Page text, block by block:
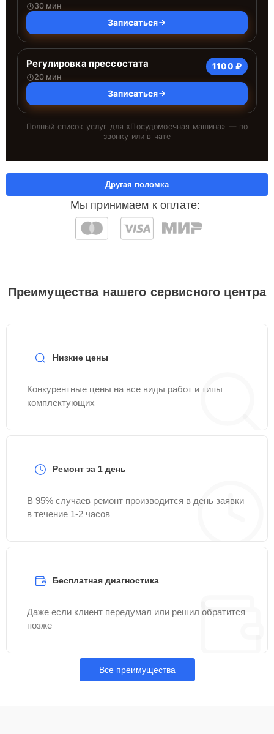
30 мин
Записаться
Регулировка прессостата
20 мин
1100 ₽
Записаться
Полный список услуг для «Посудомоечная машина» — по
звонку или в чате
Мы принимаем к оплате:
Другая поломка
Преимущества нашего сервисного центра
Низкие цены
Конкурентные цены на все виды работ и типы
комплектующих
Ремонт за 1 день
В 95% случаев ремонт производится в день заявки
в течение 1-2 часов
Бесплатная диагностика
Даже если клиент передумал или решил обратится
позже
Все преимущества